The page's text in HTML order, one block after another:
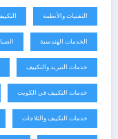
التقنيات والأنظمة
الخدمات الهندسية
خدمات التبريد والتكييف
خدمات التكييف في الكويت
خدمات التكييف والثلاجات